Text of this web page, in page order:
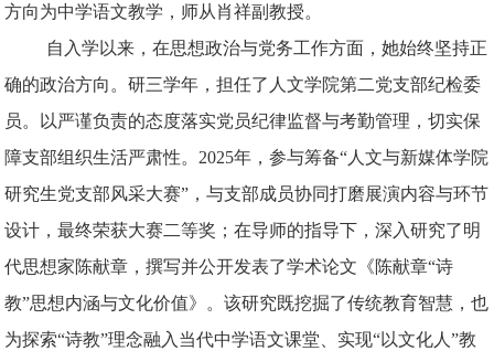
方向为中学语文教学，师从肖祥副教授。
自入学以来，在思想政治与党务工作方面，她始终坚持正
确的政治方向。研三学年，担任了人文学院第二党支部纪检委
员。以严谨负责的态度落实党员纪律监督与考勤管理，切实保
障支部组织生活严肃性。2025年，参与筹备“人文与新媒体学院
研究生党支部风采大赛”，与支部成员协同打磨展演内容与环节
设计，最终荣获大赛二等奖；在导师的指导下，深入研究了明
代思想家陈献章，撰写并公开发表了学术论文《陈献章“诗
教”思想内涵与文化价值》。该研究既挖掘了传统教育智慧，也
为探索“诗教”理念融入当代中学语文课堂、实现“以文化人”教